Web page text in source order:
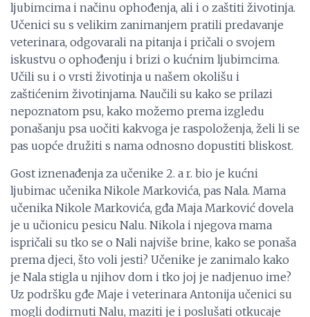
ljubimcima i načinu ophođenja, ali i o zaštiti životinja.
Učenici su s velikim zanimanjem pratili predavanje
veterinara, odgovarali na pitanja i pričali o svojem
iskustvu o ophođenju i brizi o kućnim ljubimcima.
Učili su i o vrsti životinja u našem okolišu i
zaštićenim životinjama. Naučili su kako se prilazi
nepoznatom psu, kako možemo prema izgledu
ponašanju psa uočiti kakvoga je raspoloženja, želi li se
pas uopće družiti s nama odnosno dopustiti bliskost.
Gost iznenađenja za učenike 2. a r. bio je kućni
ljubimac učenika Nikole Markovića, pas Nala. Mama
učenika Nikole Markovića, gđa Maja Marković dovela
je u učionicu pesicu Nalu. Nikola i njegova mama
ispričali su tko se o Nali najviše brine, kako se ponaša
prema djeci, što voli jesti? Učenike je zanimalo kako
je Nala stigla u njihov dom i tko joj je nadjenuo ime?
Uz podršku gđe Maje i veterinara Antonija učenici su
mogli dodirnuti Nalu, maziti je i poslušati otkucaje